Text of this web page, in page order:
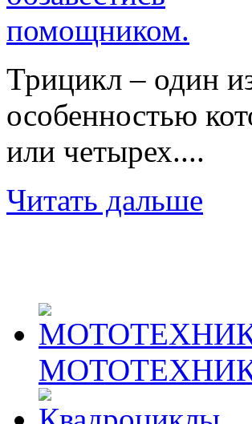
Трицикл – один
особенностью
или четырех....
Читать дальше